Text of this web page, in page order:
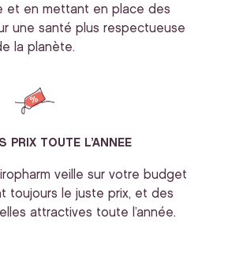
et en mettant en place des
une santé plus respectueuse
la planète.
PRIX TOUTE L’ANNEE
veille sur votre budget
toujours le juste prix, et des
attractives toute l’année.